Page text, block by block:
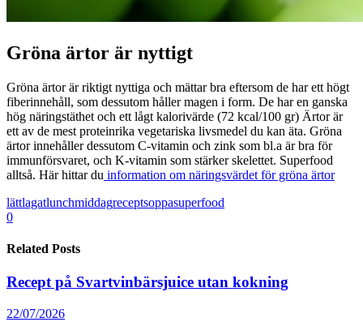
Gröna ärtor är nyttigt
Gröna ärtor är riktigt nyttiga och mättar bra eftersom de har ett högt
fiberinnehåll, som dessutom håller magen i form. De har en ganska
hög näringstäthet och ett lågt kalorivärde (72 kcal/100 gr) Ärtor är
ett av de mest proteinrika vegetariska livsmedel du kan äta. Gröna
ärtor innehåller dessutom C-vitamin och zink som bl.a är bra för
immunförsvaret, och K-vitamin som stärker skelettet. Superfood
alltså. Här hittar du information om näringsvärdet för gröna ärtor
lättlagatlunchmiddagreceptsoppasuperfood
0
Related Posts
Recept på Svartvinbärsjuice utan kokning
22/07/2026